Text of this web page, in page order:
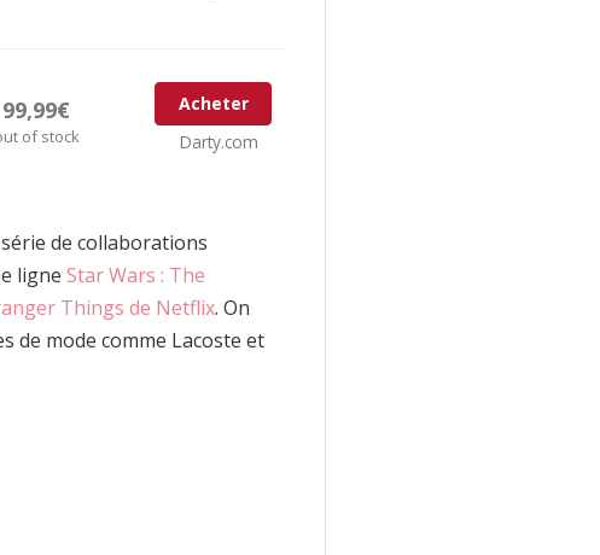
99,99€
of stock
Acheter
Darty.com
de collaborations
ligne Star Wars : The
Things de Netflix. On
de mode comme Lacoste et